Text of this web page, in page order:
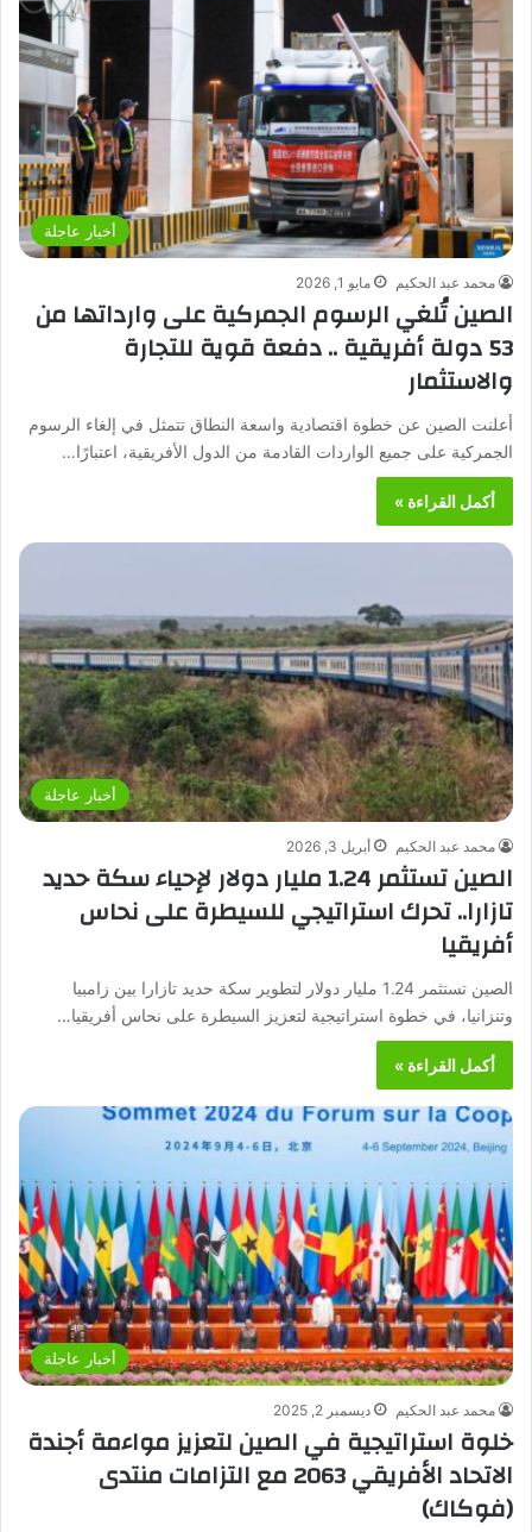
أخبار عاجلة
محمد عبد الحكيم مايو 1, 2026
الصين تُلغي الرسوم الجمركية على وارداتها من
53 دولة أفريقية .. دفعة قوية للتجارة
والاستثمار
أعلنت الصين عن خطوة اقتصادية واسعة النطاق تتمثل في إلغاء الرسوم
الجمركية على جميع الواردات القادمة من الدول الأفريقية، اعتبارًا…
أكمل القراءة »
أخبار عاجلة
محمد عبد الحكيم أبريل 3, 2026
الصين تستثمر 1.24 مليار دولار لإحياء سكة حديد
تازارا.. تحرك استراتيجي للسيطرة على نحاس
أفريقيا
الصين تستثمر 1.24 مليار دولار لتطوير سكة حديد تازارا بين زامبيا
وتنزانيا، في خطوة استراتيجية لتعزيز السيطرة على نحاس أفريقيا…
أكمل القراءة »
أخبار عاجلة
محمد عبد الحكيم ديسمبر 2, 2025
خلوة استراتيجية في الصين لتعزيز مواءمة أجندة
الاتحاد الأفريقي 2063 مع التزامات منتدى
(فوكاك)